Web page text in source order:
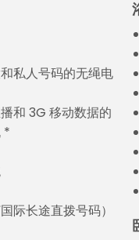
私人号码的无绳电
和 3G 移动数据的
*
际长途直拨号码）